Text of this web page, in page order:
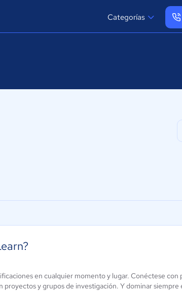
Categorías
NEO
en cualquier momento y lugar. Conéctese
proyectos y grupos de investigación. Y dominar